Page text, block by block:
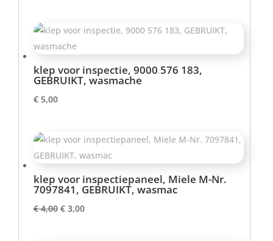
klep voor inspectie, 9000 576 183,
GEBRUIKT, wasmache
€ 5,00
klep voor inspectiepaneel, Miele M-Nr.
7097841, GEBRUIKT, wasmac
€4,00 Oorspronkelijke
€ 3,00Huidige